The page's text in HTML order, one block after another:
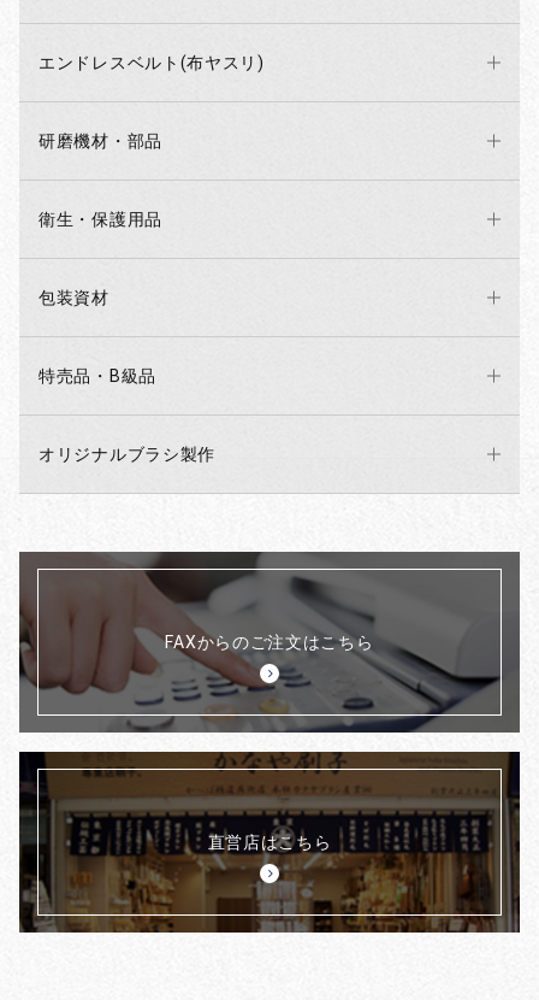
エンドレスベルト(布ヤスリ)
研磨機材・部品
衛生・保護用品
包装資材
特売品・B級品
オリジナルブラシ製作
FAXからのご注文はこちら
直営店はこちら